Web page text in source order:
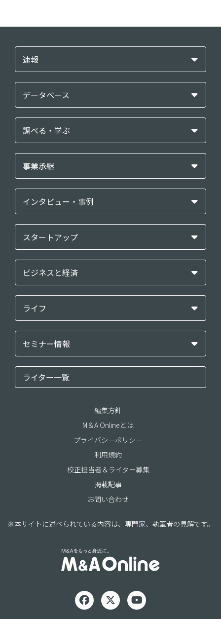
速報
データベース
調べる・学ぶ
事業承継
インタビュー・事例
スタートアップ
ビジネスと経済
ライフ
セミナー情報
ライター一覧
編集方針
M＆A Onlineとは
プライバシーポリシー
利用規約
校正担当者＆ライター募集
掲載記事
お問い合わせ
※本サイトに述べられている内容は、専門家、執筆者の見解です。